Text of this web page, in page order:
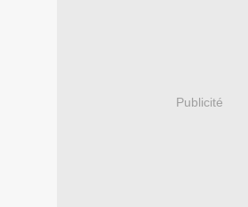
Publicité